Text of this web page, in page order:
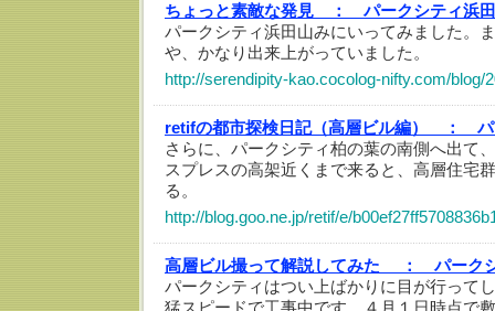
ちょっと素敵な発見 ：
パークシティ浜
パークシティ浜田山みにいってみました。
や、かなり出来上がっていました。
http://serendipity-kao.cocolog-nifty.com/blog/
retifの都市探検日記（高層ビル編） ：
さらに、パークシティ柏の葉の南側へ出て
スプレスの高架近くまで来ると、高層住宅
る。
http://blog.goo.ne.jp/retif/e/
高層ビル撮って解説してみた ：
パーク
パークシティはつい上ばかりに目が行って
猛スピードで工事中です。４月１日時点で